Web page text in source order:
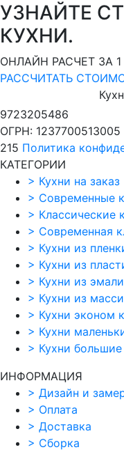
УЗНАЙТЕ
КУХНИ.
ОНЛАЙН РАСЧЕТ ЗА
РАССЧИТАТЬ
9723205486
ОГРН: 1237700513005
215 Политика
КАТЕГОРИИ
> Кухни на заказ
> Современные
> Классические
> Современная
> Кухни из
> Кухни из
> Кухни из эмали
> Кухни из
> Кухни эконом
> Кухни
> Кухни большие
ИНФОРМАЦИЯ
> Дизайн и
> Оплата
> Доставка
> Сборка